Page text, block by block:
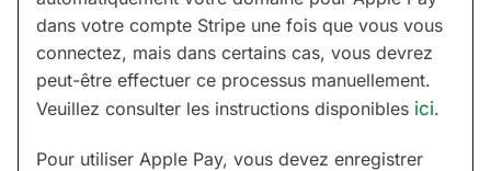
dans votre compte Stripe une fois que vous vous
connectez, mais dans certains cas, vous devrez
peut-être effectuer ce processus manuellement.
Veuillez consulter les instructions disponibles ici.
Pour utiliser Apple Pay, vous devez enregistrer